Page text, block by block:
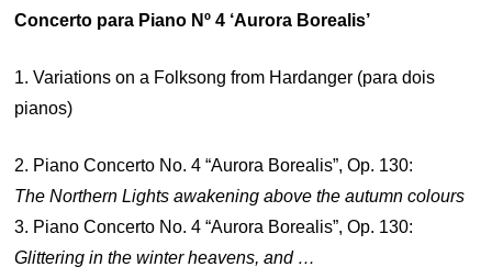
Concerto para Piano Nº 4 ‘Aurora Borealis’
1. Variations on a Folksong from Hardanger (para dois
pianos)
2. Piano Concerto No. 4 “Aurora Borealis”, Op. 130:
The Northern Lights awakening above the autumn colours
3. Piano Concerto No. 4 “Aurora Borealis”, Op. 130:
Glittering in the winter heavens, and …